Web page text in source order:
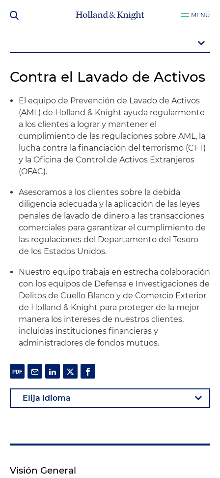
MENÚ
Contra el Lavado de Activos
El equipo de Prevención de Lavado de Activos
(AML) de Holland & Knight ayuda regularmente
a los clientes a lograr y mantener el
cumplimiento de las regulaciones sobre AML, la
lucha contra la financiación del terrorismo (CFT)
y la Oficina de Control de Activos Extranjeros
(OFAC).
Asesoramos a los clientes sobre la debida
diligencia adecuada y la aplicación de las leyes
penales de lavado de dinero a las transacciones
comerciales para garantizar el cumplimiento de
las regulaciones del Departamento del Tesoro
de los Estados Unidos.
Nuestro equipo trabaja en estrecha colaboración
con los equipos de Defensa e Investigaciones de
Delitos de Cuello Blanco y de Comercio Exterior
de Holland & Knight para proteger de la mejor
manera los intereses de nuestros clientes,
incluidas instituciones financieras y
administradores de fondos mutuos.
Visión General